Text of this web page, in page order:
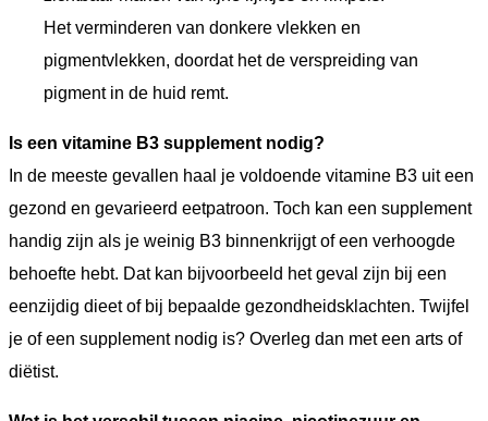
Het verminderen van donkere vlekken en
pigmentvlekken, doordat het de verspreiding van
pigment in de huid remt.
Is een vitamine B3 supplement nodig?
In de meeste gevallen haal je voldoende vitamine B3 uit een
gezond en gevarieerd eetpatroon. Toch kan een supplement
handig zijn als je weinig B3 binnenkrijgt of een verhoogde
behoefte hebt. Dat kan bijvoorbeeld het geval zijn bij een
eenzijdig dieet of bij bepaalde gezondheidsklachten. Twijfel
je of een supplement nodig is? Overleg dan met een arts of
diëtist.